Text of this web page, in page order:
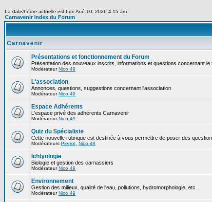
La date/heure actuelle est Lun Aoû 10, 2026 4:15 am
Carnavenir Index du Forum
Carnavenir
Présentations et fonctionnement du Forum
Présentation des nouveaux inscrits, informations et questions concernant
ModérateurNico 49
L'association
Annonces, questions, suggestions concernant l'association
ModérateurNico 49
Espace Adhérents
L'espace privé des adhérents Carnavenir
ModérateurNico 49
Quiz du Spécialiste
Cette nouvelle rubrique est destinée à vous permettre de poser des
Modérateurs Pierrot Nico 49
Ichtyologie
Biologie et gestion des carnassiers
ModérateurNico 49
Environnement
Gestion des milieux, qualité de l'eau, pollutions, hydromorphologie, etc.
ModérateurNico 49